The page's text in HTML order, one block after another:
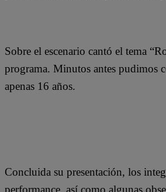
Sobre el escenario cantó el tema
programa. Minutos antes pudimos
apenas 16 años.
Concluida su presentación, los
performance, así como algunas